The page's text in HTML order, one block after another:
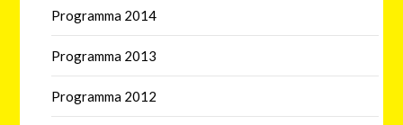
Programma 2014
Programma 2013
Programma 2012